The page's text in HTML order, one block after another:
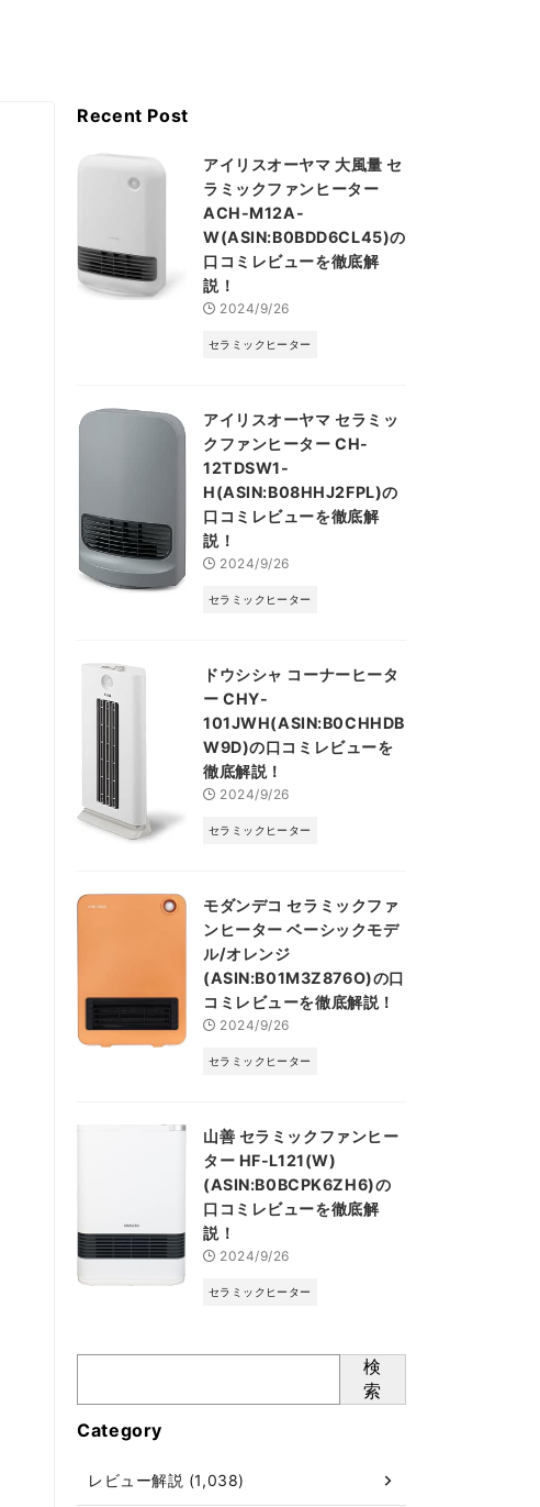
Recent Post
アイリスオーヤマ 大風量 セ
ラミックファンヒーター
ACH-M12A-
W(ASIN:B0BDD6CL45)の
口コミレビューを徹底解
説！
2024/9/26
セラミックヒーター
アイリスオーヤマ セラミッ
クファンヒーター CH-
12TDSW1-
H(ASIN:B08HHJ2FPL)の
口コミレビューを徹底解
説！
2024/9/26
セラミックヒーター
ドウシシャ コーナーヒータ
ー CHY-
101JWH(ASIN:B0CHHDB
W9D)の口コミレビューを
徹底解説！
2024/9/26
セラミックヒーター
モダンデコ セラミックファ
ンヒーター ベーシックモデ
ル/オレンジ
(ASIN:B01M3Z876O)の口
コミレビューを徹底解説！
2024/9/26
セラミックヒーター
山善 セラミックファンヒー
ター HF-L121(W)
(ASIN:B0BCPK6ZH6)の
口コミレビューを徹底解
説！
2024/9/26
セラミックヒーター
検
索
Category
レビュー解説 (1,038)